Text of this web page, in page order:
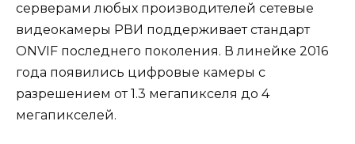
серверами любых производителей сетевые
видеокамеры РВИ поддерживает стандарт
ONVIF последнего поколения. В линейке 2016
года появились цифровые камеры с
разрешением от 1.3 мегапикселя до 4
мегапикселей.